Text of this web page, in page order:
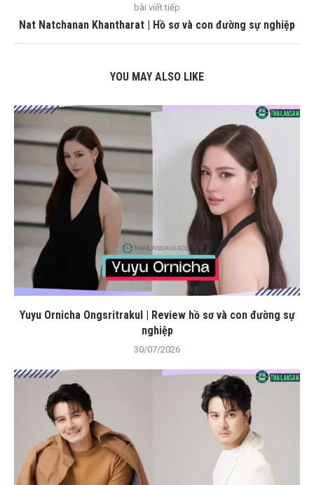
bài viết tiếp
Nat Natchanan Khantharat | Hồ sơ và con đường sự nghiệp
YOU MAY ALSO LIKE
Yuyu Ornicha Ongsritrakul | Review hồ sơ và con đường sự
nghiệp
30/07/2026